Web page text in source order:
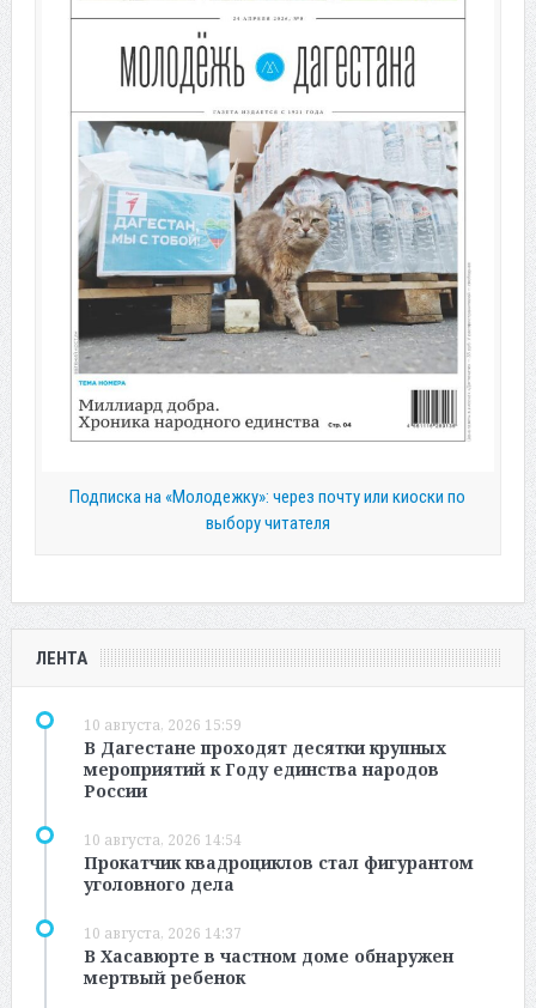
Подписка на «Молодежку»: через почту или киоски по
выбору читателя
ЛЕНТА
10 августа, 2026 15:59
В Дагестане проходят десятки крупных
мероприятий к Году единства народов
России
10 августа, 2026 14:54
Прокатчик квадроциклов стал фигурантом
уголовного дела
10 августа, 2026 14:37
В Хасавюрте в частном доме обнаружен
мертвый ребенок